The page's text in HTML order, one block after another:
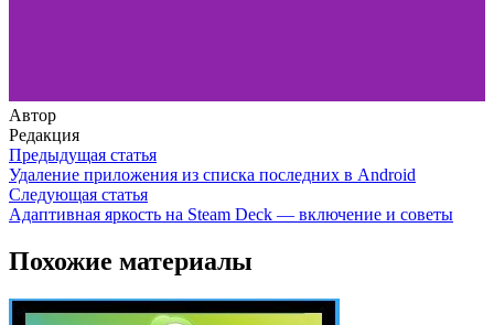
Автор
Редакция
Предыдущая статья
Удаление приложения из списка последних в Android
Следующая статья
Адаптивная яркость на Steam Deck — включение и советы
Похожие материалы